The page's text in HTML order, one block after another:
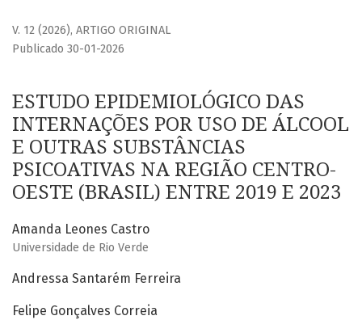
V. 12 (2026), ARTIGO ORIGINAL
ESTUDO EPIDEMIOLÓGICO DAS
INTERNAÇÕES POR USO DE ÁLCOOL
E OUTRAS SUBSTÂNCIAS
PSICOATIVAS NA REGIÃO CENTRO-
OESTE (BRASIL) ENTRE 2019 E 2023
Publicado 30-01-2026
Amanda Leones Castro
Universidade de Rio Verde
Andressa Santarém Ferreira
Felipe Gonçalves Correia